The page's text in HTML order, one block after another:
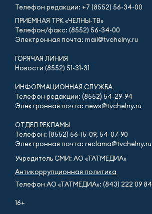
Телефон редакции: +7 (8552) 56-34-00
ПРИЁМНАЯ ТРК «ЧЕЛНЫ-ТВ»
Телефон/факс: (8552) 56-34-00
Электронная почта: mail@tvchelny.ru
ГОРЯЧАЯ ЛИНИЯ
Новости (8552) 51-31-31
ИНФОРМАЦИОННАЯ СЛУЖБА
Телефон редакции: (8552) 54-29-94
Электронная почта: news@tvchelny.ru
ОТДЕЛ РЕКЛАМЫ
Телефон: (8552) 56-15-09, 54-07-90
Электронная почта: reclama@tvchelny.ru
Учредитель СМИ: АО «ТАТМЕДИА»
Антикоррупционная политика
Телефон АО «ТАТМЕДИА»: (843) 222 09 84
16+